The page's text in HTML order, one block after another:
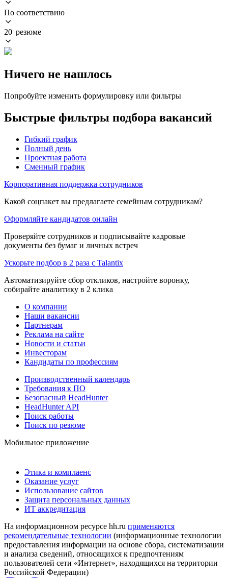
По соответствию
20 резюме
Ничего не нашлось
Попробуйте изменить формулировку или фильтры
Быстрые фильтры подбора вакансий
Гибкий график
Полный день
Проектная работа
Сменный график
Корпоративная поддержка сотрудников
Какой соцпакет вы предлагаете семейным сотрудникам?
Оформляйте кандидатов онлайн
Проверяйте сотрудников и подписывайте кадровые
документы без бумаг и личных встреч
Ускорьте подбор в 2 раза с Talantix
Автоматизируйте сбор откликов, настройте воронку,
собирайте аналитику в 2 клика
О компании
Наши вакансии
Партнерам
Реклама на сайте
Новости и статьи
Инвесторам
Кандидаты по профессиям
Производственный календарь
Требования к ПО
Безопасный HeadHunter
HeadHunter API
Поиск работы
Поиск по резюме
Мобильное приложение
Этика и комплаенс
Оказание услуг
Использование сайтов
Защита персональных данных
ИТ аккредитация
На информационном ресурсе hh.ru применяются
рекомендательные технологии (информационные технологии
предоставления информации на основе сбора, систематизации
и анализа сведений, относящихся к предпочтениям
пользователей сети «Интернет», находящихся на территории
Российской Федерации)